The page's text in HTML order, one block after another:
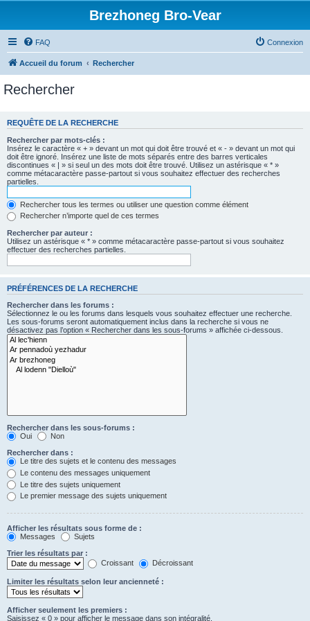
Brezhoneg Bro-Vear
FAQ Connexion
Accueil du forum Rechercher
Rechercher
REQUÊTE DE LA RECHERCHE
Rechercher par mots-clés :
Insérez le caractère « + » devant un mot qui doit être trouvé et « - » devant un mot qui
doit être ignoré. Insérez une liste de mots séparés entre des barres verticales
discontinues « | » si seul un des mots doit être trouvé. Utilisez un astérisque « * »
comme métacaractère passe-partout si vous souhaitez effectuer des recherches
partielles.
Rechercher tous les termes ou utiliser une question comme élément
Rechercher n’importe quel de ces termes
Rechercher par auteur :
Utilisez un astérisque « * » comme métacaractère passe-partout si vous souhaitez
effectuer des recherches partielles.
PRÉFÉRENCES DE LA RECHERCHE
Rechercher dans les forums :
Sélectionnez le ou les forums dans lesquels vous souhaitez effectuer une recherche.
Les sous-forums seront automatiquement inclus dans la recherche si vous ne
désactivez pas l’option « Rechercher dans les sous-forums » affichée ci-dessous.
Rechercher dans les sous-forums :
Oui
Non
Rechercher dans :
Le titre des sujets et le contenu des messages
Le contenu des messages uniquement
Le titre des sujets uniquement
Le premier message des sujets uniquement
Afficher les résultats sous forme de :
Messages
Sujets
Trier les résultats par :
Croissant
Décroissant
Limiter les résultats selon leur ancienneté :
Afficher seulement les premiers :
Saisissez « 0 » pour afficher le message dans son intégralité.